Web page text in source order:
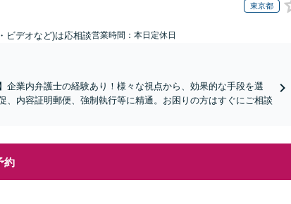
東京都
ビデオなど)は応相談営業時間：本日定休日
業内弁護士の経験あり！様々な視点から、効果的な手段を選
内容証明郵便、強制執行等に精通。お困りの方はすぐにご相談
約